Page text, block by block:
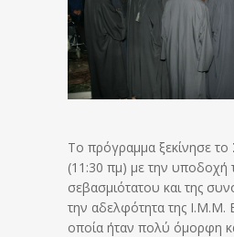
Το πρόγραμμα ξεκίνησε
(11:30 πμ) με την υποδοχή
σεβασμιότατου και της
την αδελφότητα της Ι.Μ.Μ.
οποία ήταν πολύ όμορφη